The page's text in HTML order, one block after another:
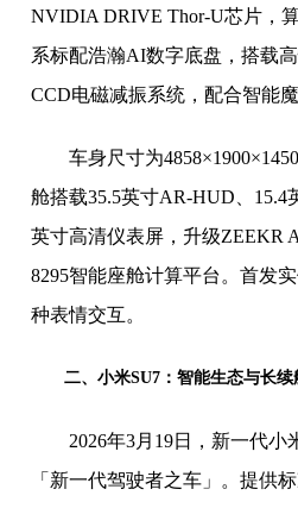
NVIDIA DRIVE Thor-U芯片，
系标配浩瀚AI数字底盘，搭载
CCD电磁减振系统，配合智能魔
车身尺寸为
舱搭载35.5英寸AR-HUD、15.4
英寸高清仪表屏，升级ZEEKR
8295智能座舱计算平台。首发
种表情交互。
二、小米SU7：智能生态与长
2026年3月19日，新一代小
「新一代驾驶者之车」。提供